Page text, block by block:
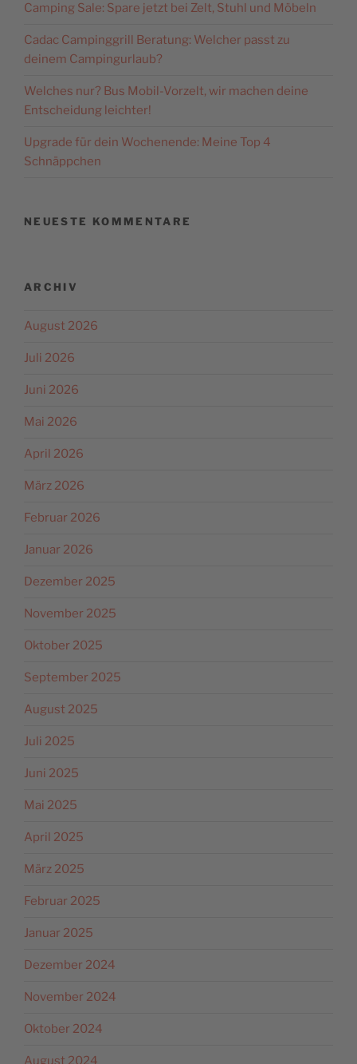
Camping Sale: Spare jetzt bei Zelt, Stuhl und Möbeln
Cadac Campinggrill Beratung: Welcher passt zu
deinem Campingurlaub?
Welches nur? Bus Mobil-Vorzelt, wir machen deine
Entscheidung leichter!
Upgrade für dein Wochenende: Meine Top 4
Schnäppchen
NEUESTE KOMMENTARE
ARCHIV
August 2026
Juli 2026
Juni 2026
Mai 2026
April 2026
März 2026
Februar 2026
Januar 2026
Dezember 2025
November 2025
Oktober 2025
September 2025
August 2025
Juli 2025
Juni 2025
Mai 2025
April 2025
März 2025
Februar 2025
Januar 2025
Dezember 2024
November 2024
Oktober 2024
August 2024